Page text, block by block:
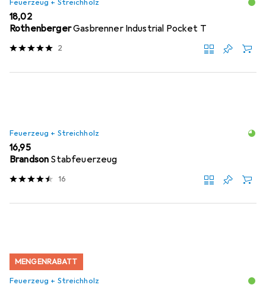
Feuerzeug + Streichholz
EUR
18,02
RothenbergerGasbrenner Industrial Pocket T
2
Feuerzeug + Streichholz
EUR
16,95
Brandson Stabfeuerzeug
16
MENGENRABATT
Feuerzeug + Streichholz